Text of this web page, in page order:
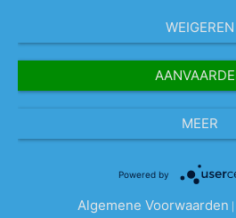
WEIGEREN
MEER
Powered by
Algemene Voorwaarden